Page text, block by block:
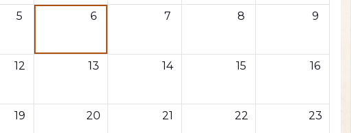
5 6 7 8 9
12 13 14 15 16
19 20 21 22 23